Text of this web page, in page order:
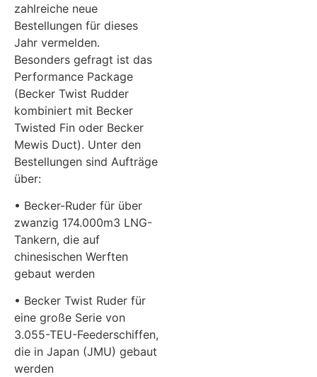
zahlreiche neue
Bestellungen für dieses
Jahr vermelden.
Besonders gefragt ist das
Performance Package
(Becker Twist Rudder
kombiniert mit Becker
Twisted Fin oder Becker
Mewis Duct). Unter den
Bestellungen sind Aufträge
über:
• Becker-Ruder für über
zwanzig 174.000m3 LNG-
Tankern, die auf
chinesischen Werften
gebaut werden
• Becker Twist Ruder für
eine große Serie von
3.055-TEU-Feederschiffen,
die in Japan (JMU) gebaut
werden